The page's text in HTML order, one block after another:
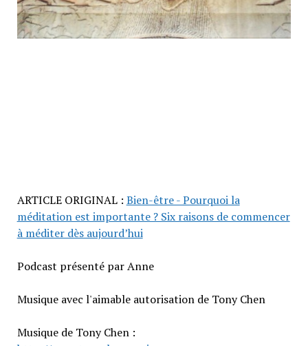
ARTICLE ORIGINAL : Bien-être - Pourquoi la
méditation est importante ? Six raisons de commencer
à méditer dès aujourd’hui
Podcast présenté par Anne
Musique avec l'aimable autorisation de Tony Chen
Musique de Tony Chen :